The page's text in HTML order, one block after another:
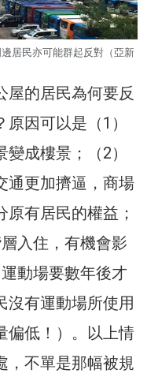
居民亦可能群起反對（亞新
屋的居民為何要反
因可以是（1）
成樓景；（2）
通更加擠逼，商場
有居民的權益；
入住，有機會影
動場要數年後才
沒有運動場所使用
偏低！）。以上情
，不單是那幅被規